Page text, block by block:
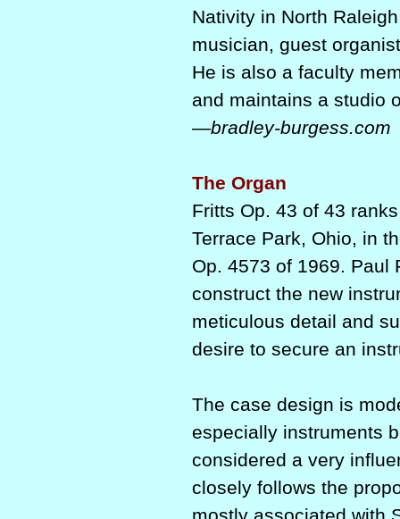
Nativity in North
musician, guest
He is also a faculty
and maintains a studio
—bradley-burgess.com
The Organ
Fritts Op. 43 of 43
Terrace Park, Ohio, in
Op. 4573 of 1969. Paul
construct the new
meticulous detail and
desire to secure an
The case design is
especially instruments
considered a very
closely follows the
mostly associated with